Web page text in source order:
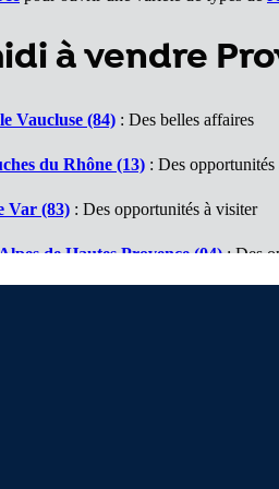
à vendre
Vaucluse (84) : Des belles affaires
du Rhône (13) : Des
Var (83) : Des opportunités à visiter
de Hautes Provence (04): Des